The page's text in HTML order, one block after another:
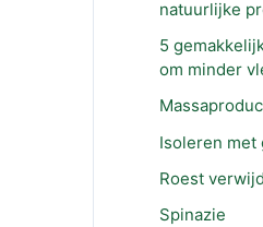
natuurlijke
5
om minder
Isoleren met
Roest
Spinazie